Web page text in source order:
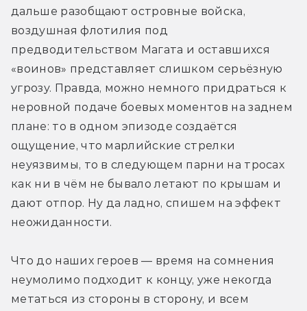
дальше разобщают островные войска,
воздушная флотилия под
предводительством Магата и оставшихся
«воинов» представляет слишком серьёзную
угрозу. Правда, можно немного придраться к
неровной подаче боевых моментов на заднем
плане: то в одном эпизоде создаётся
ощущение, что марлийские стрелки
неуязвимы, то в следующем парни на тросах
как ни в чём не бывало летают по крышам и
дают отпор. Ну да ладно, спишем на эффект
неожиданности.
Что до наших героев — время на сомнения
неумолимо подходит к концу, уже некогда
метаться из стороны в сторону, и всем